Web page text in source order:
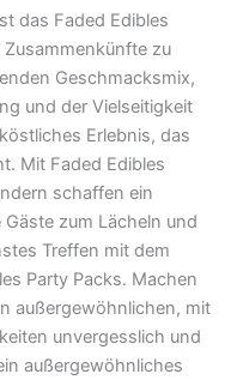
das Faded Edibles
Zusammenkünfte zu
Geschmacksmix,
und der Vielseitigkeit
Erlebnis, das
Mit Faded Edibles
schaffen ein
zum Lächeln und
Treffen mit dem
Party Packs. Machen
außergewöhnlichen, mit
unvergesslich und
außergewöhnliches